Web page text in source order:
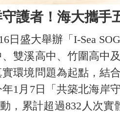
護者！海大攜手
盛大舉辦「I-Sea
雙溪高中、竹圍高中
環境問題為起點，結
1月7日「共築北海岸
，累計超過832人次